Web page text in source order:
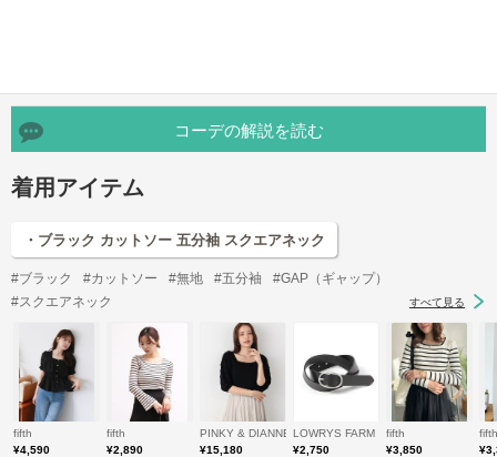
コーデの解説を読む
着用アイテム
・ブラック カットソー 五分袖 スクエアネック
#ブラック #カットソー #無地 #五分袖
#GAP（ギャップ）
#スクエアネック
すべて見る
fifth
¥4,590
fifth
¥2,890
PINKY & DIANNE/ピンキーアンドダイアン
¥15,180
LOWRYS FARM
¥2,750
fifth
¥3,850
fifth